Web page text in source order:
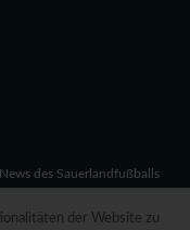
des Sauerlandfußballs
der Website zu